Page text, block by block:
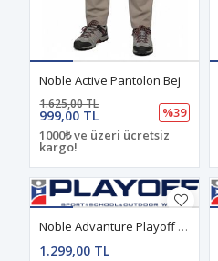
Noble Active Pantolon Bej
999,00 TL
1.625,00 TL
%39
1000₺ ve üzeri ücretsiz
kargo!
Noble Advanture Playoff Şişme Yelek Siyah
1.299,00 TL